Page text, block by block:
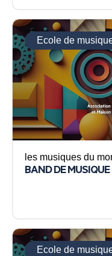
Ecole de
les musiques du
BAND DE
Ecole de